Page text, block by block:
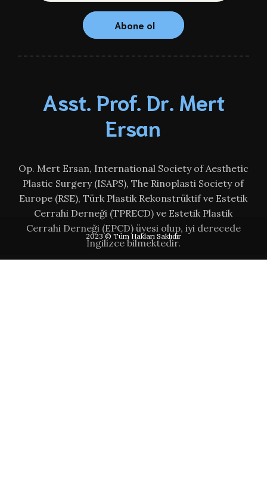
Abone ol
Asst. Prof. Dr. Mert
Ersan
Op. Mert Ersan, International Society of Aesthetic
Plastic Surgery (ISAPS), The Rinoplasti Society of
Europe (RSE), Türk Plastik Rekonstrüktif ve Estetik
Cerrahi Derneği (TPRECD) ve Estetik Plastik
Cerrahi Derneği (EPCD) üyesi olup, iyi derecede
İngilizce bilmektedir.
2023 © Tüm Hakları Saklıdır